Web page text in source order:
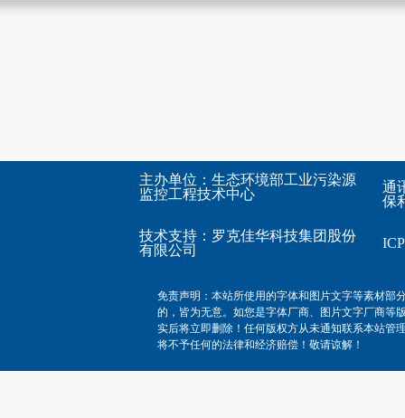
主办单位：生态环境部工业污染源
监控工程技术中心
技术支持： 罗克佳华科技集团股份
有限公司
通
保
免责声明：本站所使用的字体和图片文字等素材部
的，皆为无意。如您是字体厂商、图片文字厂商等
实后将立即删除！任何版权方从未通知联系本站管
将不予任何的法律和经济赔偿！敬请谅解！